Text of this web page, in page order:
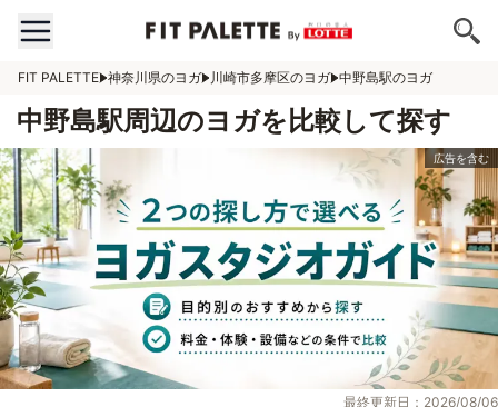
FIT PALETTE 神奈川県のヨガ 川崎市多摩区のヨガ 中野島駅のヨガ
中野島駅周辺のヨガを比較して探す
最終更新日：2026/08/06